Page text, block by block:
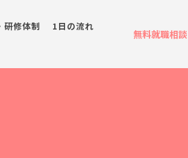
研修体制 1日の流れ
無料就職相談